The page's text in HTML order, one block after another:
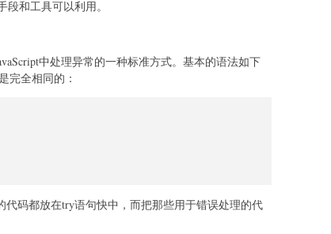
段和工具可以利用。
中处理异常的一种标准方式。基本的语法如下
完全相同的：
码都放在try语句快中，而把那些用于错误处理的代